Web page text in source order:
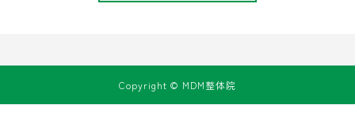
Copyright © MDM整体院